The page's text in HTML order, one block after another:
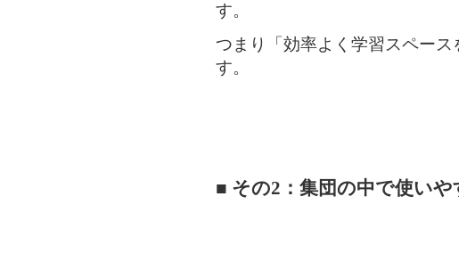
す。
つまり「効率よく学習スペー
す。
■ その2：集団の中で使いや